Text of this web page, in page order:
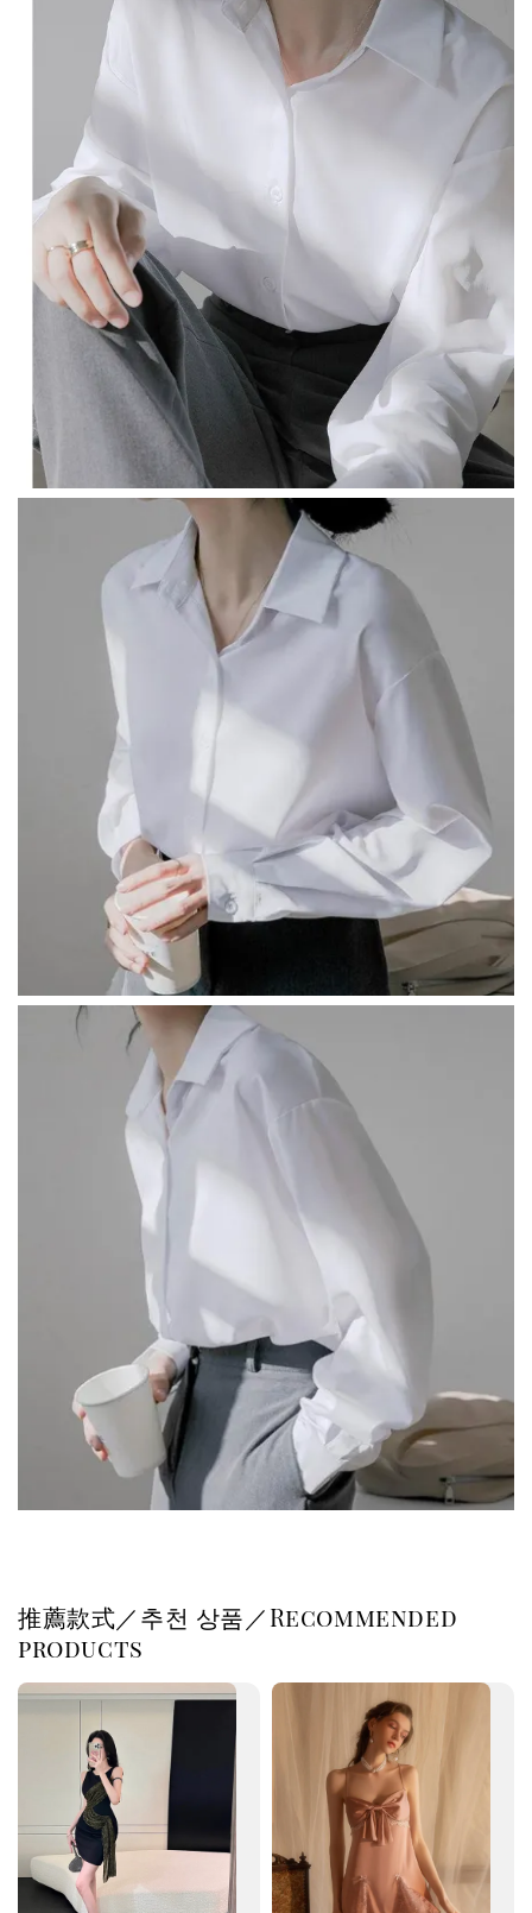
推薦款式／추천 상품／Recommended
products